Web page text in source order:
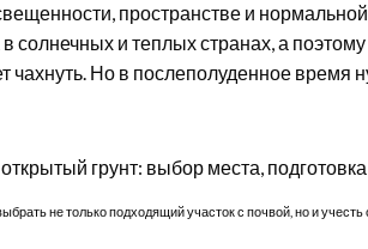
пространстве и
солнечных и теплых странах, а
чахнуть. Но в послеполуденное время
не только подходящий участок с почвой, но и